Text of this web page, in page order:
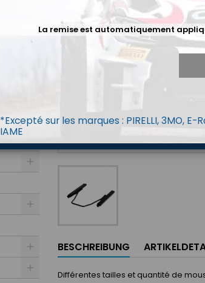
BESCHREIBUNG
Différentes tailles et quantité de
La remise est automatiquement
*Excepté sur les marques : PIRELLI, 3MO, E-
IAME